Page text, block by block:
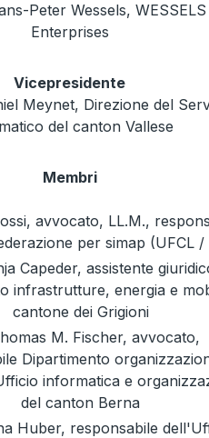
Peter Wessels, WESSELS
Enterprises
Vicepresidente
Meynet, Direzione del
del canton Vallese
Membri
avvocato, LL.M.,
per simap (UFCL /
Capeder, assistente
infrastrutture, energia e
cantone dei Grigioni
M. Fischer, avvocato,
Dipartimento
informatica e
del canton Berna
Huber, responsabile